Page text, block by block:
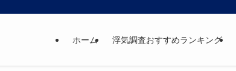
ホーム 浮気調査おすすめランキング